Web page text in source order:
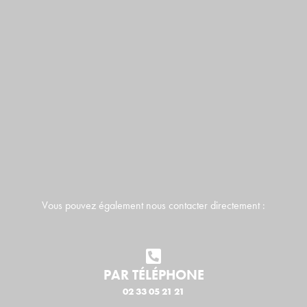
Vous pouvez également nous contacter directement :
PAR TÉLÉPHONE
02 33 05 21 21